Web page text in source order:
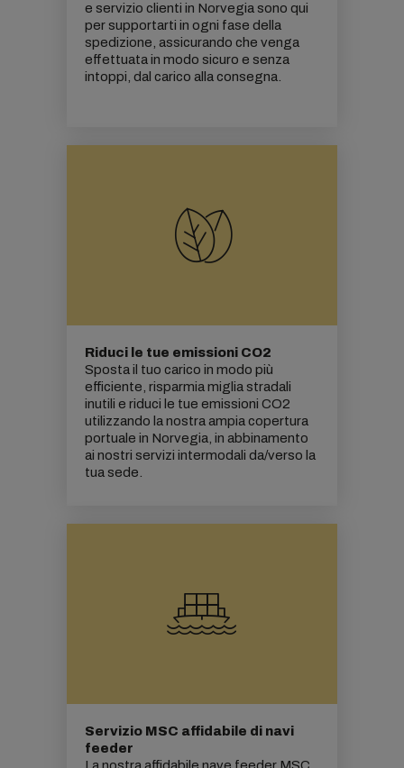
e servizio clienti in Norvegia sono qui
per supportarti in ogni fase della
spedizione, assicurando che venga
effettuata in modo sicuro e senza
intoppi, dal carico alla consegna.
Riduci le tue emissioni CO2
Sposta il tuo carico in modo più
efficiente, risparmia miglia stradali
inutili e riduci le tue emissioni CO2
utilizzando la nostra ampia copertura
portuale in Norvegia, in abbinamento
ai nostri servizi intermodali da/verso la
tua sede.
Servizio MSC affidabile di navi
feeder